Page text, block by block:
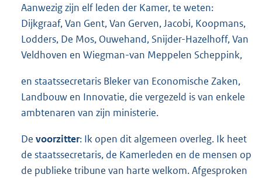
Aanwezig zijn elf leden der Kamer, te weten:
Dijkgraaf, Van Gent, Van Gerven, Jacobi, Koopmans,
Lodders, De Mos, Ouwehand, Snijder-Hazelhoff, Van
Veldhoven en Wiegman-van Meppelen Scheppink,
en staatssecretaris Bleker van Economische Zaken,
Landbouw en Innovatie, die vergezeld is van enkele
ambtenaren van zijn ministerie.
De voorzitter: Ik open dit algemeen overleg. Ik heet
de staatssecretaris, de Kamerleden en de mensen op
de publieke tribune van harte welkom. Afgesproken